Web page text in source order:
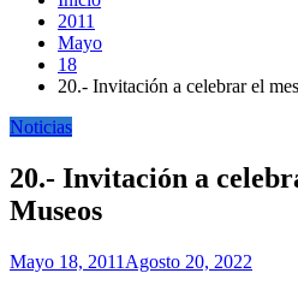
2011
Mayo
18
20.- Invitación a celebrar el
Noticias
20.- Invitación a
Museos
Mayo 18, 2011 Agosto 20, 2022